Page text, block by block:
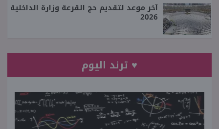
آخر موعد لتقديم حج القرعة وزارة الداخلية
2026
♥ ترند اليوم